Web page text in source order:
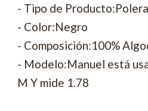
- Tipo de Producto:Polera
- Color:Negro
- Composición:100%
- Modelo:Manuel está
M Y mide 1.78